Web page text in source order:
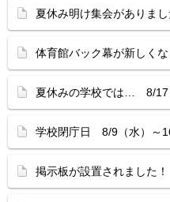
夏休み明け集会がありま
体育館バック幕が新しくな
夏休みの学校では… 8/17
学校閉庁日 8/9（水）～
掲示板が設置されました！